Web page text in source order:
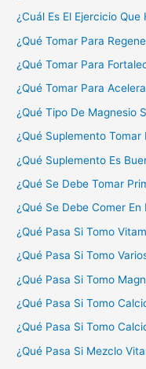
¿Cuál Es El Ejercicio
¿Qué Tomar Para
¿Qué Tomar Para
¿Qué Tomar Para
¿Qué Tipo De Magnesio
¿Qué Suplemento
¿Qué Suplemento Es
¿Qué Se Debe Tomar
¿Qué Se Debe Comer
¿Qué Pasa Si Tomo
¿Qué Pasa Si Tomo
¿Qué Pasa Si Tomo
¿Qué Pasa Si Tomo
¿Qué Pasa Si Tomo
¿Qué Pasa Si Mezclo